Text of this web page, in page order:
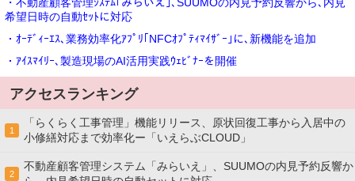
希望日時の自動ｾｯﾄに対応
・ｵｰﾃﾞｨｰｴｽ､業務効率化ｱﾌﾟﾘ｢NFCｵﾌﾟﾃｨﾏｲｻﾞｰ｣に､新機能を追加
・ｱｲｽﾏｲﾘｰ､製造現場のAI活用実践ｳｪﾋﾞﾅｰを開催
アクセスランキング
1
「らくらく工事管理」機能リリース、原状回復工事から入居中の
小修繕対応まで効率化ー「いえらぶCLOUD」
2
不動産顧客管理システム「みらいえ」、SUUMOの内見予約反響か